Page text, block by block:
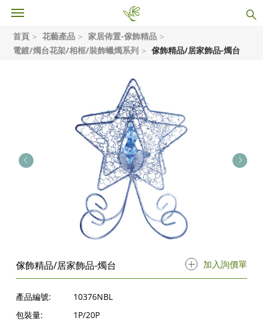
首頁 花藝產品
家居佈置-傢飾精品
電鍍/燭台花架/相框/裝飾蠟燭系列
傢飾精品/居家飾品-燭台
傢飾精品/居家飾品-燭台 加入詢價單
產品編號:
10376NBL
包裝量:
1P/20P